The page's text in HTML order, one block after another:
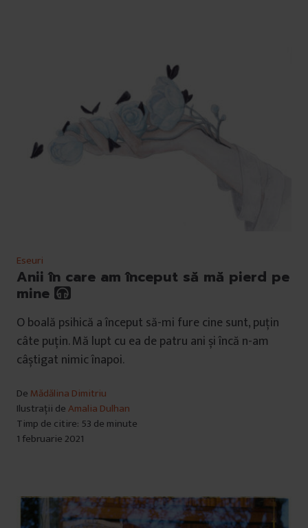
Eseuri
Anii în care am început să mă pierd pe
mine
O boală psihică a început să-mi fure cine sunt, puțin
câte puțin. Mă lupt cu ea de patru ani și încă n-am
câștigat nimic înapoi.
De Mădălina Dimitriu
Ilustrații deAmalia Dulhan
Timp de citire: 53 de minute
1 februarie 2021